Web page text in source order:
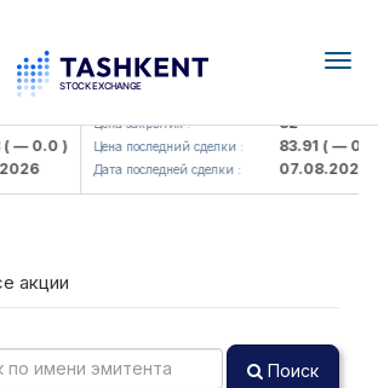
— 0.0 )
KFSK (<Kafolat sug'urta
Цена закрытия : 82
Цена последний сделки : 83.91( — 0.0
Дата последней сделки : 07.08.2026
акции
Поиск